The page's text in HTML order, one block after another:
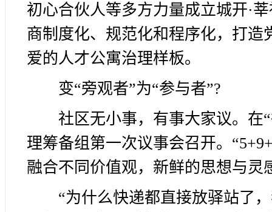
初心合伙人等多方力量成立城开·
商制度化、规范化和程序化，打
爱的人才公寓治理样板。
变“旁观者”为“参与者”?
社区无小事，有事大家议。在
理筹备组第一次议事会召开。
融合不同价值观，新鲜的思想与灵
“为什么快递都直接放驿站了